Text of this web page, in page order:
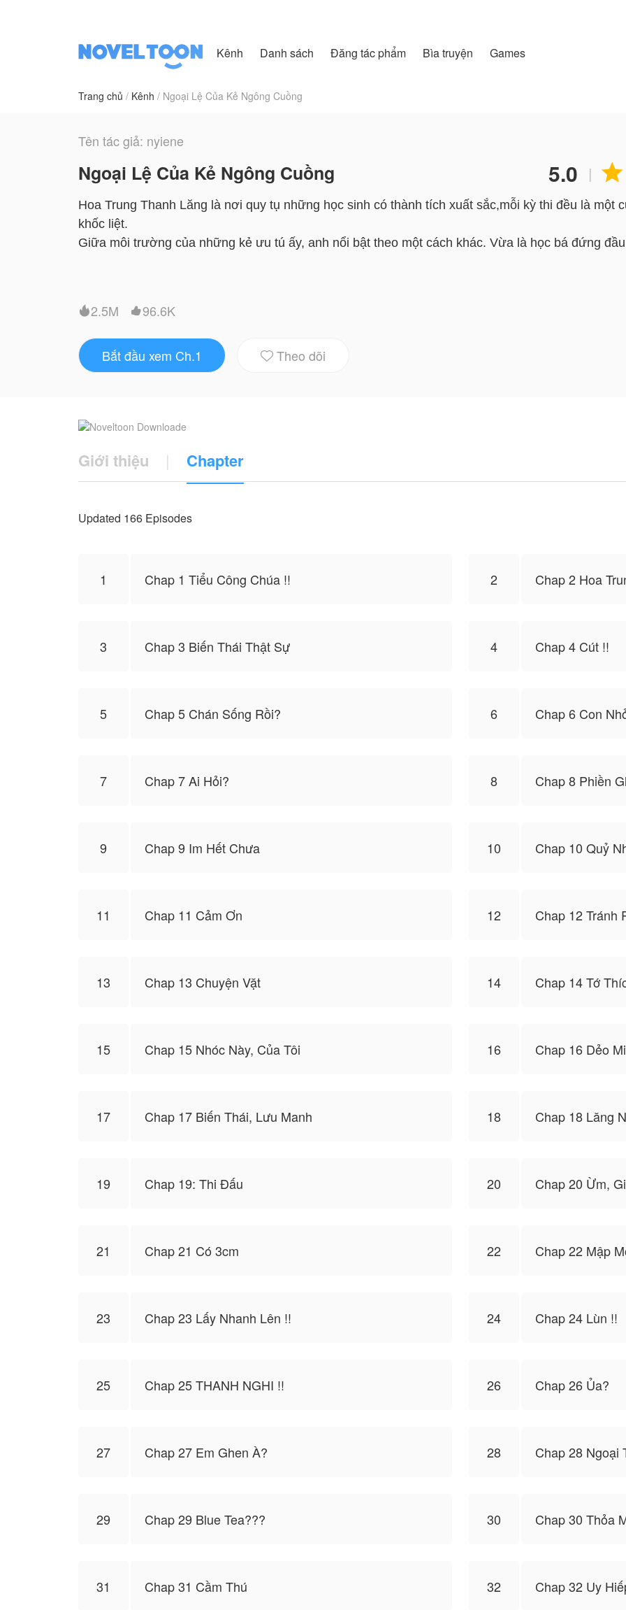
Kênh Danh sách Đăng tác phẩm Bìa truyện Games
Trang chủ Kênh Ngoại Lệ Của Kẻ Ngông Cuồng
Tên tác giả: nyiene
Ngoại Lệ Của Kẻ Ngông Cuồng 5.0 | 
Hoa Trung Thanh Lăng là nơi quy tụ những học sinh có thành tích xuất sắc,mỗi kỳ thi đều là một
khốc liệt.
Giữa môi trường của những kẻ ưu tú ấy, anh nổi bật theo một cách khác. Vừa là học bá đứng
chạm, đối đầu và rung động tuổi trẻ.
Từ đó, cả học đường đều biết: "kẻ rất ngông ấy… có một ngoại lệ".
Truyện này do nyiene cho phép NovelToon đăng tải, nội dung chỉ là quan điểm của bản thân tác
2.5M 96.6K
Bắt đầu xem Ch.1  Theo dõi
Giới thiệu | Chapter
Updated 166 Episodes
1 Chap 1 Tiểu Công Chúa !! 2 Chap 2 Hoa
3 Chap 3 Biến Thái Thật Sự 4 Chap 4 Cút !!
5 Chap 5 Chán Sống Rồi? 6 Chap 6 Con
7 Chap 7 Ai Hỏi? 8 Chap 8 Phiền
9 Chap 9 Im Hết Chưa 10 Chap 10 Quỷ
11 Chap 11 Cảm Ơn 12 Chap 12 Tránh
13 Chap 13 Chuyện Vặt 14 Chap 14 Tớ
15 Chap 15 Nhóc Này, Của Tôi 16 Chap 16 Dẻo
17 Chap 17 Biến Thái, Lưu Manh 18 Chap 18 Lăng
19 Chap 19: Thi Đấu 20 Chap 20 Ừm,
21 Chap 21 Có 3cm 22 Chap 22 Mập
23 Chap 23 Lấy Nhanh Lên !! 24 Chap 24 Lùn !!
25 Chap 25 THANH NGHI !! 26 Chap 26 Ủa?
27 Chap 27 Em Ghen À? 28 Chap 28 Ngoại
29 Chap 29 Blue Tea??? 30 Chap 30 Thỏa
31 Chap 31 Cầm Thú 32 Chap 32 Uy